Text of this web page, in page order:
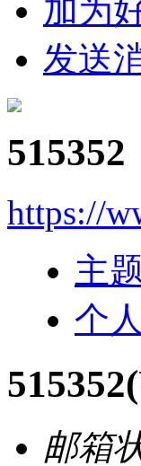
加为
发送
515352
https://
主
个
515352
邮箱